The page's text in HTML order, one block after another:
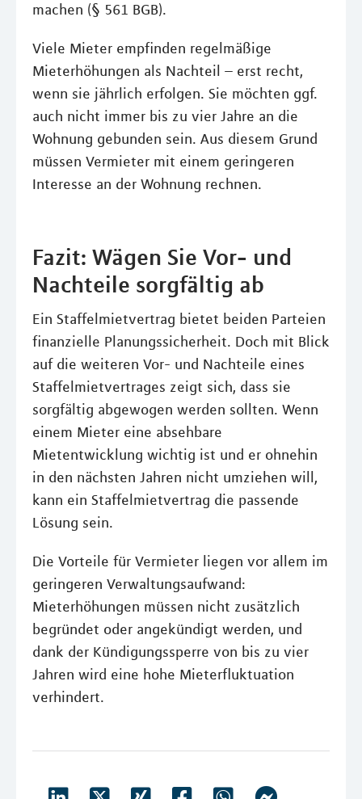
machen (§ 561 BGB).
Viele Mieter empfinden regelmäßige
Mieterhöhungen als Nachteil – erst recht,
wenn sie jährlich erfolgen. Sie möchten ggf.
auch nicht immer bis zu vier Jahre an die
Wohnung gebunden sein. Aus diesem Grund
müssen Vermieter mit einem geringeren
Interesse an der Wohnung rechnen.
Fazit: Wägen Sie Vor- und
Nachteile sorgfältig ab
Ein Staffelmietvertrag bietet beiden Parteien
finanzielle Planungssicherheit. Doch mit Blick
auf die weiteren Vor- und Nachteile eines
Staffelmietvertrages zeigt sich, dass sie
sorgfältig abgewogen werden sollten. Wenn
einem Mieter eine absehbare
Mietentwicklung wichtig ist und er ohnehin
in den nächsten Jahren nicht umziehen will,
kann ein Staffelmietvertrag die passende
Lösung sein.
Die Vorteile für Vermieter liegen vor allem im
geringeren Verwaltungsaufwand:
Mieterhöhungen müssen nicht zusätzlich
begründet oder angekündigt werden, und
dank der Kündigungssperre von bis zu vier
Jahren wird eine hohe Mieterfluktuation
verhindert.